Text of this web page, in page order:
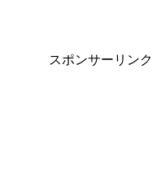
スポンサーリンク